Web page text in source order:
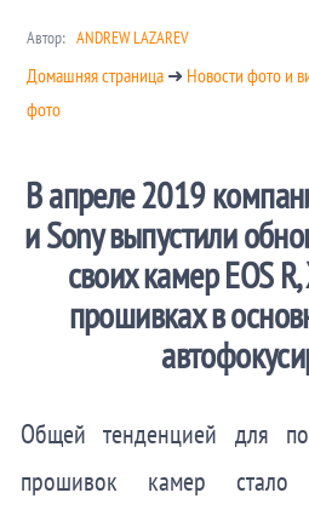
Автор: ANDREW LAZAREV
Домашняя страница ➜ Новости фото и
фото
В апреле 2019
и Sony выпустили
своих камер EOS
прошивках в
Общей тенденцией для
прошивок камер стало